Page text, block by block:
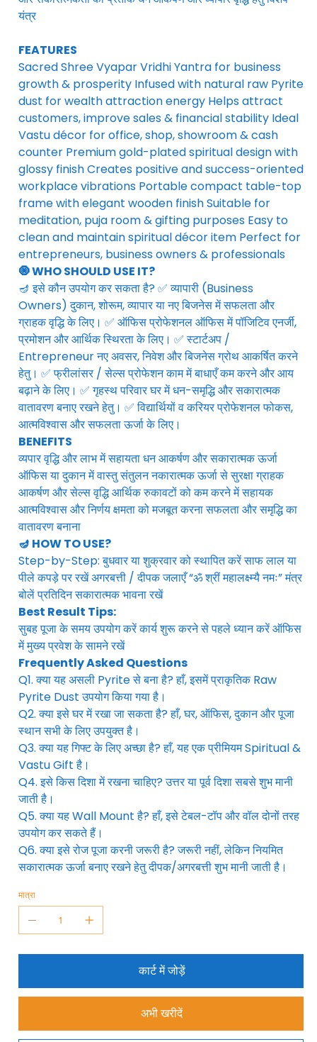
यंत्र
FEATURES
Sacred Shree Vyapar Vridhi Yantra for business
growth & prosperity Infused with natural raw Pyrite
dust for wealth attraction energy Helps attract
customers, improve sales & financial stability Ideal
Vastu décor for office, shop, showroom & cash
counter Premium gold-plated spiritual design with
glossy finish Creates positive and success-oriented
workplace vibrations Portable compact table-top
frame with elegant wooden finish Suitable for
meditation, puja room & gifting purposes Easy to
clean and maintain spiritual décor item Perfect for
entrepreneurs, business owners & professionals
🧿 WHO SHOULD USE IT?
🪔 इसे कौन उपयोग कर सकता है? ✅ व्यापारी (Business
Owners) दुकान, शोरूम, व्यापार या नए बिजनेस में सफलता और
ग्राहक वृद्धि के लिए। ✅ ऑफिस प्रोफेशनल ऑफिस में पॉजिटिव एनर्जी,
प्रमोशन और आर्थिक स्थिरता के लिए। ✅ स्टार्टअप /
Entrepreneur नए अवसर, निवेश और बिजनेस ग्रोथ आकर्षित करने
हेतु। ✅ फ्रीलांसर / सेल्स प्रोफेशन काम में बाधाएँ कम करने और आय
बढ़ाने के लिए। ✅ गृहस्थ परिवार घर में धन-समृद्धि और सकारात्मक
वातावरण बनाए रखने हेतु। ✅ विद्यार्थियों व करियर प्रोफेशनल फोकस,
आत्मविश्वास और सफलता ऊर्जा के लिए।
BENEFITS
व्यपार वृद्धि और लाभ में सहायता धन आकर्षण और सकारात्मक ऊर्जा
ऑफिस या दुकान में वास्तु संतुलन नकारात्मक ऊर्जा से सुरक्षा ग्राहक
आकर्षण और सेल्स वृद्धि आर्थिक रुकावटों को कम करने में सहायक
आत्मविश्वास और निर्णय क्षमता को मजबूत करना सफलता और समृद्धि का
वातावरण बनाना
🪔 HOW TO USE?
Step-by-Step: बुधवार या शुक्रवार को स्थापित करें साफ लाल या
पीले कपड़े पर रखें अगरबत्ती / दीपक जलाएँ “ॐ श्रीं महालक्ष्म्यै नमः” मंत्र
बोलें प्रतिदिन सकारात्मक भावना रखें
Best Result Tips:
सुबह पूजा के समय उपयोग करें कार्य शुरू करने से पहले ध्यान करें ऑफिस
में मुख्य प्रवेश के सामने रखें
Frequently Asked Questions
Q1. क्या यह असली Pyrite से बना है? हाँ, इसमें प्राकृतिक Raw
Pyrite Dust उपयोग किया गया है।
Q2. क्या इसे घर में रखा जा सकता है? हाँ, घर, ऑफिस, दुकान और पूजा
स्थान सभी के लिए उपयुक्त है।
Q3. क्या यह गिफ्ट के लिए अच्छा है? हाँ, यह एक प्रीमियम Spiritual &
Vastu Gift है।
Q4. इसे किस दिशा में रखना चाहिए? उत्तर या पूर्व दिशा सबसे शुभ मानी
जाती है।
Q5. क्या यह Wall Mount है? हाँ, इसे टेबल-टॉप और वॉल दोनों तरह
उपयोग कर सकते हैं।
Q6. क्या इसे रोज पूजा करनी जरूरी है? जरूरी नहीं, लेकिन नियमित
सकारात्मक ऊर्जा बनाए रखने हेतु दीपक/अगरबत्ती शुभ मानी जाती है।
मात्रा
कार्ट में जोड़ें
अभी खरीदें